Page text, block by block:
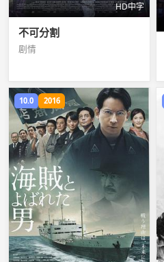
HD中字
不可分割
剧情
10.0 2016